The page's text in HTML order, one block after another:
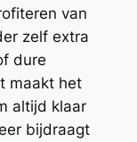
van
zelf extra
dure
maakt het
altijd klaar
bijdraagt